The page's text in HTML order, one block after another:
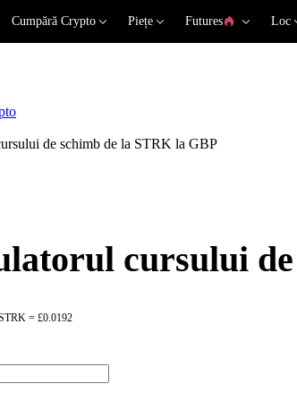
Cumpără Crypto Piețe Futures Loc
de schimb de la STRK la GBP
cursului
= £0.0192